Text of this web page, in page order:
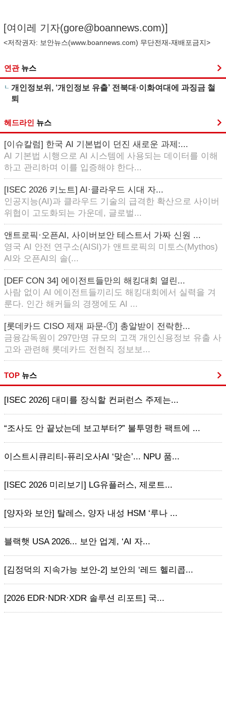
[여이레 기자(gore@boannews.com)]
<저작권자: 보안뉴스(www.boannews.com) 무단전재-재배포금지>
연관 뉴스
개인정보위, ‘개인정보 유출’ 전북대·이화여대에 과징금 철
퇴
헤드라인 뉴스
[이슈칼럼] 한국 AI 기본법이 던진 새로운 과제:...
AI 기본법 시행으로 AI 시스템에 사용되는 데이터를 이해
하고 관리하며 이를 입증해야 한다...
[ISEC 2026 키노트] AI·클라우드 시대 자...
인공지능(AI)과 클라우드 기술의 급격한 확산으로 사이버
위협이 고도화되는 가운데, 글로벌...
앤트로픽·오픈AI, 사이버보안 테스트서 가짜 신원 ...
영국 AI 안전 연구소(AISI)가 앤트로픽의 미토스(Mythos)
AI와 오픈AI의 솔(...
[DEF CON 34] 에이전트들만의 해킹대회 열린...
사람 없이 AI 에이전트들끼리도 해킹대회에서 실력을 겨
룬다. 인간 해커들의 경쟁에도 AI ...
[롯데카드 CISO 제재 파문-①] 총알받이 전락한...
금융감독원이 297만명 규모의 고객 개인신용정보 유출 사
고와 관련해 롯데카드 전현직 정보보...
TOP 뉴스
[ISEC 2026] 대미를 장식할 컨퍼런스 주제는...
“조사도 안 끝났는데 보고부터?” 불투명한 팩트에 ...
이스트시큐리티-퓨리오사AI ‘맞손’... NPU 품...
[ISEC 2026 미리보기] LG유플러스, 제로트...
[양자와 보안] 탈레스, 양자 내성 HSM ‘루나 ...
블랙햇 USA 2026... 보안 업계, ‘AI 자...
[김정덕의 지속가능 보안-2] 보안의 ‘레드 헬리콥...
[2026 EDR·NDR·XDR 솔루션 리포트] 국...